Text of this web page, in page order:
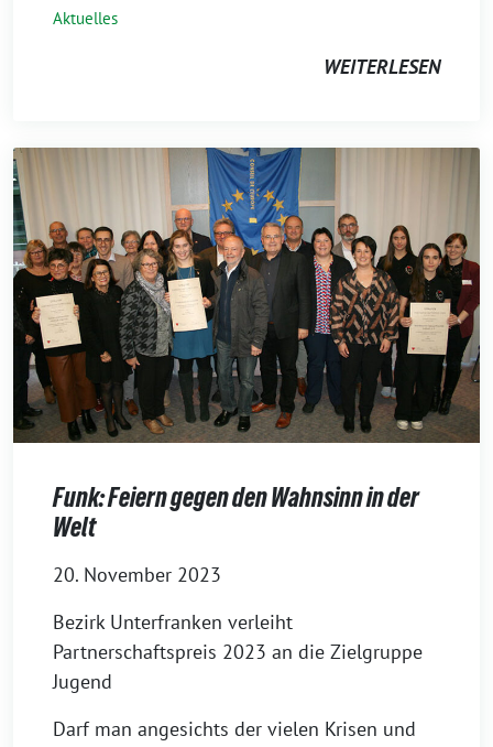
Aktuelles
WEITERLESEN
Funk: Feiern gegen den Wahnsinn in der
Welt
20. November 2023
Bezirk Unterfranken verleiht
Partnerschaftspreis 2023 an die Zielgruppe
Jugend
Darf man angesichts der vielen Krisen und